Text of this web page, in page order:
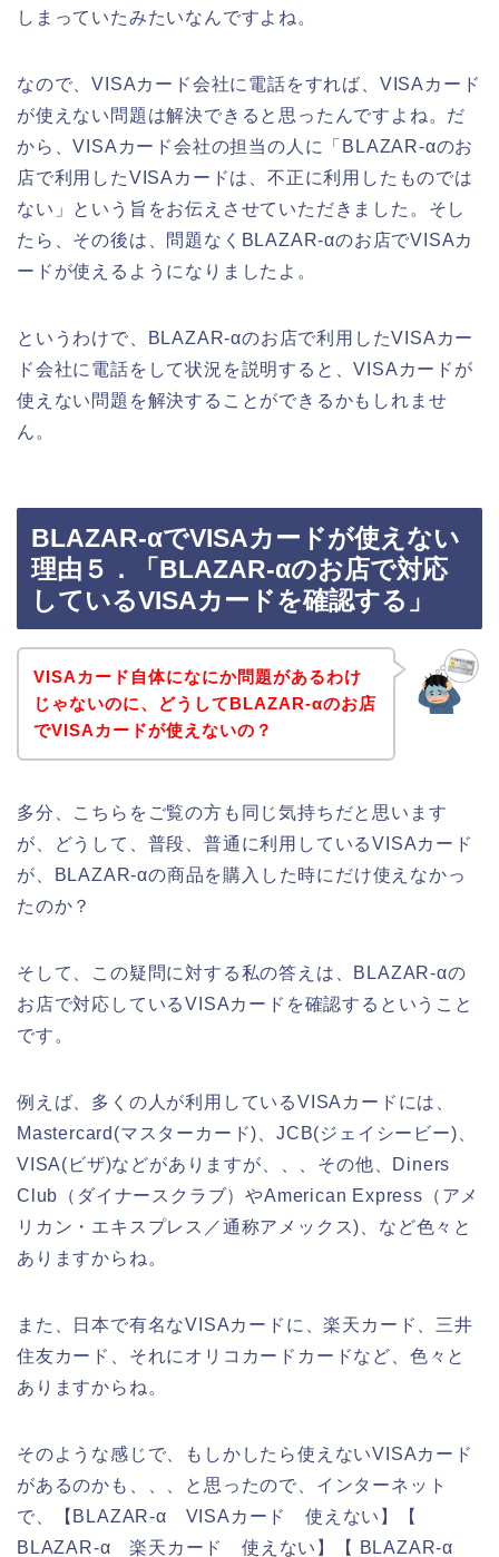
しまっていたみたいなんですよね。
なので、VISAカード会社に電話をすれば、VISAカード
が使えない問題は解決できると思ったんですよね。だ
から、VISAカード会社の担当の人に「BLAZAR-αのお
店で利用したVISAカードは、不正に利用したものでは
ない」という旨をお伝えさせていただきました。そし
たら、その後は、問題なくBLAZAR-αのお店でVISAカ
ードが使えるようになりましたよ。
というわけで、BLAZAR-αのお店で利用したVISAカー
ド会社に電話をして状況を説明すると、VISAカードが
使えない問題を解決することができるかもしれませ
ん。
BLAZAR-αでVISAカードが使えない
理由５．「BLAZAR-αのお店で対応
しているVISAカードを確認する」
VISAカード自体になにか問題があるわけ
じゃないのに、どうしてBLAZAR-αのお店
でVISAカードが使えないの？
多分、こちらをご覧の方も同じ気持ちだと思います
が、どうして、普段、普通に利用しているVISAカード
が、BLAZAR-αの商品を購入した時にだけ使えなかっ
たのか？
そして、この疑問に対する私の答えは、BLAZAR-αの
お店で対応しているVISAカードを確認するということ
です。
例えば、多くの人が利用しているVISAカードには、
Mastercard(マスターカード)、JCB(ジェイシービー)、
VISA(ビザ)などがありますが、、、その他、Diners
Club（ダイナースクラブ）やAmerican Express（アメ
リカン・エキスプレス／通称アメックス)、など色々と
ありますからね。
また、日本で有名なVISAカードに、楽天カード、三井
住友カード、それにオリコカードカードなど、色々と
ありますからね。
そのような感じで、もしかしたら使えないVISAカード
があるのかも、、、と思ったので、インターネット
で、【BLAZAR-α VISAカード 使えない】【
BLAZAR-α 楽天カード 使えない】【 BLAZAR-α